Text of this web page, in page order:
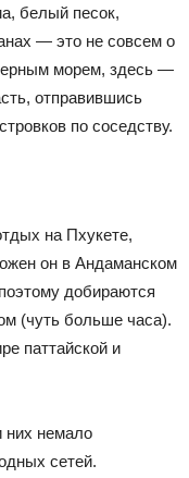
белый песок,
— это не совсем о
морем, здесь —
отправившись
по соседству.
на Пхукете,
он в Андаманском
добираются
(чуть больше часа).
паттайской и
них немало
сетей.